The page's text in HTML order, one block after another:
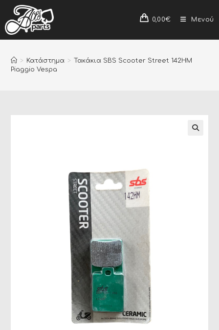
0,00€ Μενού
> Κατάστημα >
Τακάκια SBS Scooter Street 142HM
Piaggio Vespa